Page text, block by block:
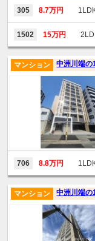
305 8.7万円
1502 15万円
中洲川端
マンション
706 8.8万円
中洲川端
マンション